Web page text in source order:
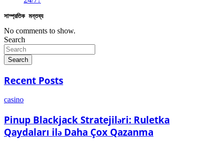
সাম্প্রতিক মন্তব্য
No comments to show.
Search
Search
Recent Posts
casino
Pinup Blackjack Stratejiləri: Ruletka
Qaydaları ilə Daha Çox Qazanma